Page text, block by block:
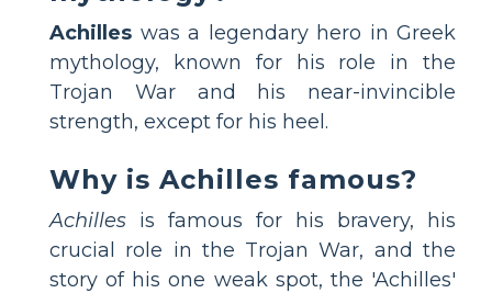
Achilles was a legendary hero in Greek
mythology, known for his role in the
Trojan War and his near-invincible
strength, except for his heel.
Why is Achilles famous?
Achilles is famous for his bravery, his
crucial role in the Trojan War, and the
story of his one weak spot, the 'Achilles'